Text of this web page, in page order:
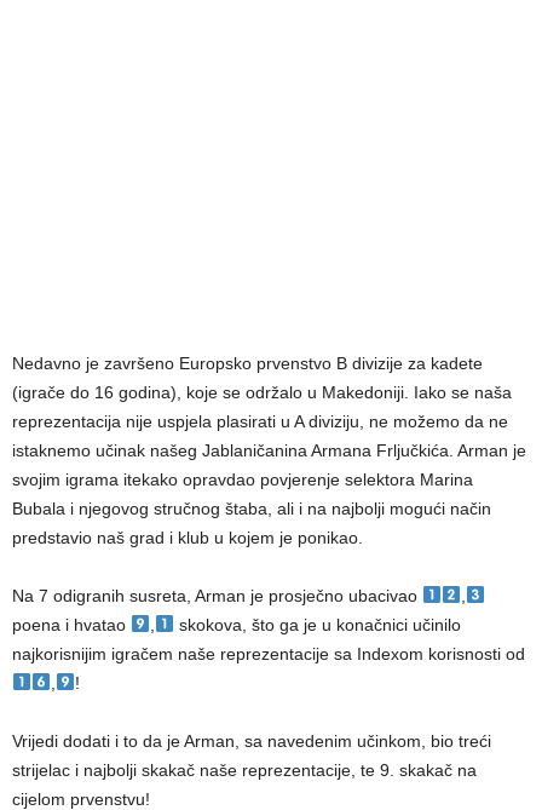
Nedavno je završeno Europsko prvenstvo B divizije za kadete
(igrače do 16 godina), koje se održalo u Makedoniji. Iako se naša
reprezentacija nije uspjela plasirati u A diviziju, ne možemo da ne
istaknemo učinak našeg Jablaničanina Armana Frljučkića. Arman je
svojim igrama itekako opravdao povjerenje selektora Marina
Bubala i njegovog stručnog štaba, ali i na najbolji mogući način
predstavio naš grad i klub u kojem je ponikao.
Na 7 odigranih susreta, Arman je prosječno ubacivao
poena i hvatao
skokova, što ga je u konačnici učinilo
najkorisnijim igračem naše reprezentacije sa Indexom korisnosti od
!
Vrijedi dodati i to da je Arman, sa navedenim učinkom, bio treći
strijelac i najbolji skakač naše reprezentacije, te 9. skakač na
cijelom prvenstvu!